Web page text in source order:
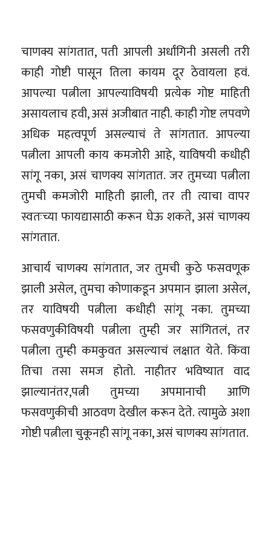
चाणक्य सांगतात, पती आपली अर्धांगिनी असली तरी
काही गोष्टी पासून तिला कायम दूर ठेवायला हवं.
आपल्या पत्नीला आपल्याविषयी प्रत्येक गोष्ट माहिती
असायलाच हवी, असं अजीबात नाही. काही गोष्ट लपवणे
अधिक महत्वपूर्ण असल्याचं ते सांगतात. आपल्या
पत्नीला आपली काय कमजोरी आहे, याविषयी कधीही
सांगू नका, असं चाणक्य सांगतात. जर तुमच्या पत्नीला
तुमची कमजोरी माहिती झाली, तर ती त्याचा वापर
स्वतःच्या फायद्यासाठी करून घेऊ शकते, असं चाणक्य
सांगतात.
आचार्य चाणक्य सांगतात, जर तुमची कुठे फसवणूक
झाली असेल, तुमचा कोणाकडून अपमान झाला असेल,
तर याविषयी पत्नीला कधीही सांगू नका. तुमच्या
फसवणुकीविषयी पत्नीला तुम्ही जर सांगितलं, तर
पत्नीला तुम्ही कमकुवत असल्याचं लक्षात येते. किंवा
तिचा तसा समज होतो. नाहीतर भविष्यात वाद
झाल्यानंतर,पत्नी तुमच्या अपमानाची आणि
फसवणुकीची आठवण देखील करून देते. त्यामुळे अशा
गोष्टी पत्नीला चुकूनही सांगू नका, असं चाणक्य सांगतात.